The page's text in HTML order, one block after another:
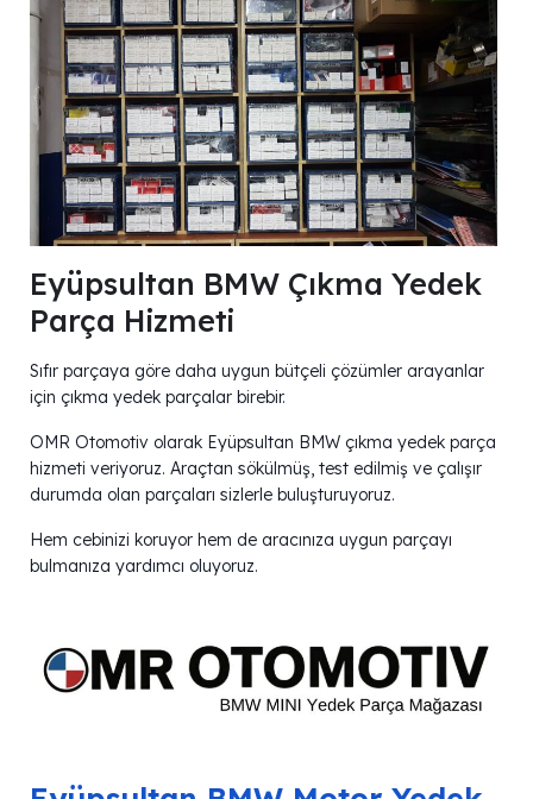
Eyüpsultan BMW Çıkma Yedek
Parça Hizmeti
Sıfır parçaya göre daha uygun bütçeli çözümler arayanlar
için çıkma yedek parçalar birebir.
OMR Otomotiv olarak Eyüpsultan BMW çıkma yedek parça
hizmeti veriyoruz. Araçtan sökülmüş, test edilmiş ve çalışır
durumda olan parçaları sizlerle buluşturuyoruz.
Hem cebinizi koruyor hem de aracınıza uygun parçayı
bulmanıza yardımcı oluyoruz.